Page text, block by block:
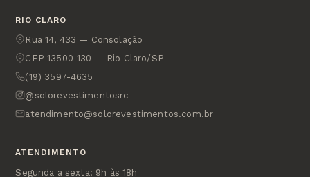
RIO CLARO
Rua 14, 433 — Consolação
CEP 13500-130 — Rio Claro/SP
(19) 3597-4635
@solorevestimentosrc
atendimento@solorevestimentos.com.br
ATENDIMENTO
Segunda a sexta: 9h às 18h